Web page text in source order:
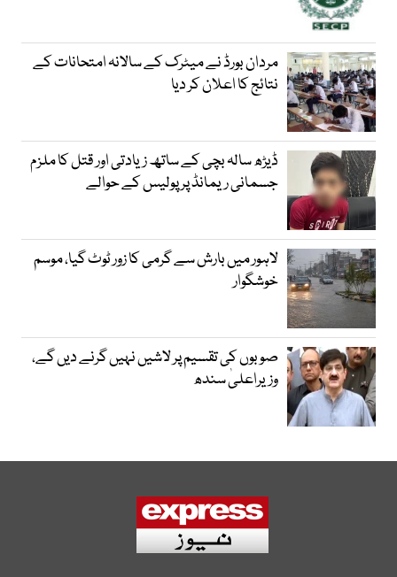
مردان بورڈ نے میٹرک کے سالانہ امتحانات کے
نتائج کا اعلان کر دیا
ڈیڑھ سالہ بچی کے ساتھ زیادتی اور قتل کا ملزم
جسمانی ریمانڈ پر پولیس کے حوالے
لاہور میں بارش سے گرمی کا زور ٹوٹ گیا، موسم
خوشگوار
صوبوں کی تقسیم پر لاشیں نہیں گرنے دیں گے،
وزیراعلیٰ سندھ